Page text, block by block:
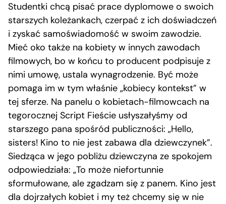
Studentki chcą pisać prace dyplomowe o swoich
starszych koleżankach, czerpać z ich doświadczeń
i zyskać samoświadomość w swoim zawodzie.
Mieć oko także na kobiety w innych zawodach
filmowych, bo w końcu to producent podpisuje z
nimi umowę, ustala wynagrodzenie. Być może
pomaga im w tym właśnie „kobiecy kontekst” w
tej sferze. Na panelu o kobietach-filmowcach na
tegorocznej Script Fieście usłyszałyśmy od
starszego pana spośród publiczności: „Hello,
sisters! Kino to nie jest zabawa dla dziewczynek”.
Siedząca w jego pobliżu dziewczyna ze spokojem
odpowiedziała: „To może niefortunnie
sformułowane, ale zgadzam się z panem. Kino jest
dla dojrzałych kobiet i my też chcemy się w nie